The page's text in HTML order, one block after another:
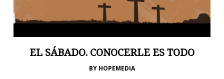
EL SÁBADO. CONOCERLE ES TODO
BY HOPEMEDIA